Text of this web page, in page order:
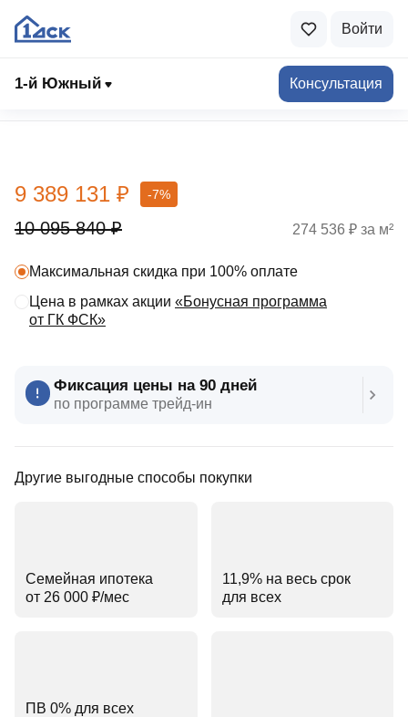
Войти
1-й Южный Консультация
Выбрать квартиру
10 095 840 ₽
9 389 131 ₽ -7%
Фиксация цены на 90 дней
по программе трейд‑ин
Другие выгодные способы покупки
Семейная ипотека
от 26 000 ₽⁠/⁠мес
11,9% на весь срок
для всех
ПВ 0% для всех
Максимальная скидка при 100% оплате
Цена в рамках акции «Бонусная программа
от ГК ФСК»
274 536 ₽ за м²